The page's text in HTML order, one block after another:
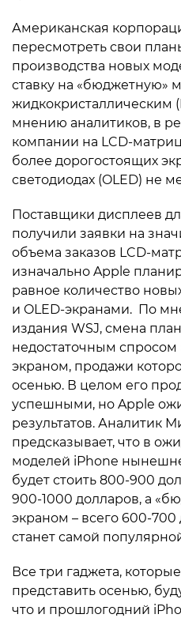
Американская
пересмотреть свои
производства новых
ставку на «бюджетную»
жидкокристаллическим
мнению аналитиков, в
компании на LCD-
более дорогостоящих
светодиодах (OLED) не
Поставщики дисплеев
получили заявки на
объема заказов LCD-
изначально Apple
равное количество
и OLED-экранами. По
издания WSJ, смена
недостаточным спросом
экраном, продажи
осенью. В целом его
успешными, но Apple
результатов. Аналитик
предсказывает, что в
моделей iPhone
будет стоить 800-900
900-1000 долларов, а
экраном – всего 600-
станет самой
Все три гаджета,
представить осенью,
что и прошлогодний